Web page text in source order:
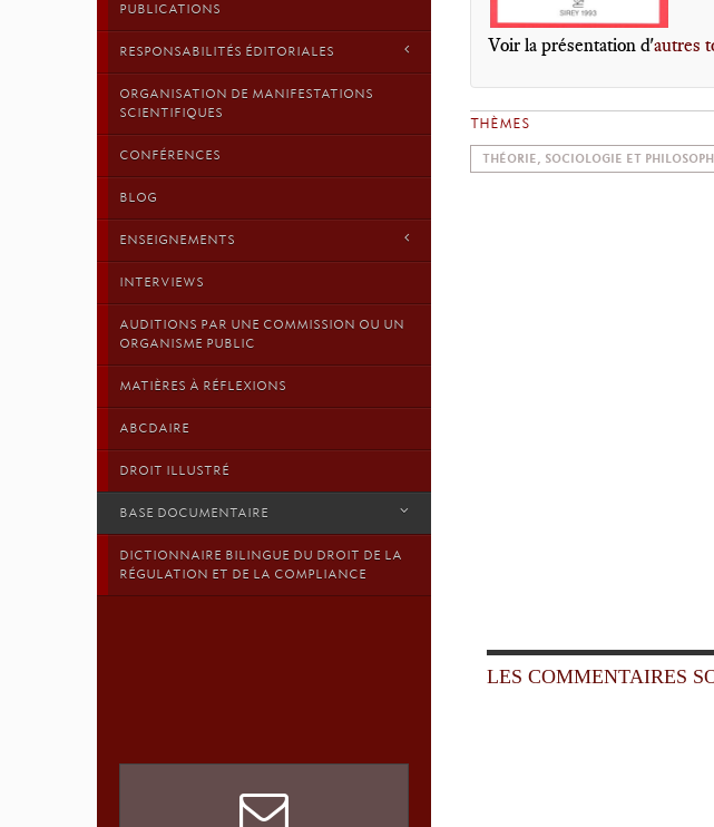
PUBLICATIONS
RESPONSABILITÉS ÉDITORIALES
ORGANISATION DE MANIFESTATIONS
SCIENTIFIQUES
CONFÉRENCES
BLOG
ENSEIGNEMENTS
INTERVIEWS
AUDITIONS PAR UNE COMMISSION OU UN
ORGANISME PUBLIC
MATIÈRES À RÉFLEXIONS
ABCDAIRE
DROIT ILLUSTRÉ
BASE DOCUMENTAIRE
DICTIONNAIRE BILINGUE DU DROIT DE LA
RÉGULATION ET DE LA COMPLIANCE
Voir la présentation d'autres
THÈMES
THÉORIE, SOCIOLOGIE ET
LES COMMENTAIRES